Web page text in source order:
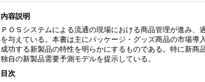
内容説明
ＰＯＳシステムによる流通の現場における商品管理が進み
を与えている。本書は主にパッケージ・グッズ商品の市場
成功する新製品の特性を明らかにするものである。特に新商
独自の新製品需要予測モデルを提示している。
目次